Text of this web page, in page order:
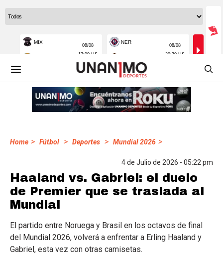
Home > Fútbol > Deportes > Mundial 2026 >
4 de Julio de 2026 - 05:22 pm
Haaland vs. Gabriel: el duelo
de Premier que se traslada al
Mundial
El partido entre Noruega y Brasil en los octavos de final
del Mundial 2026, volverá a enfrentar a Erling Haaland y
Gabriel, esta vez con otras camisetas.